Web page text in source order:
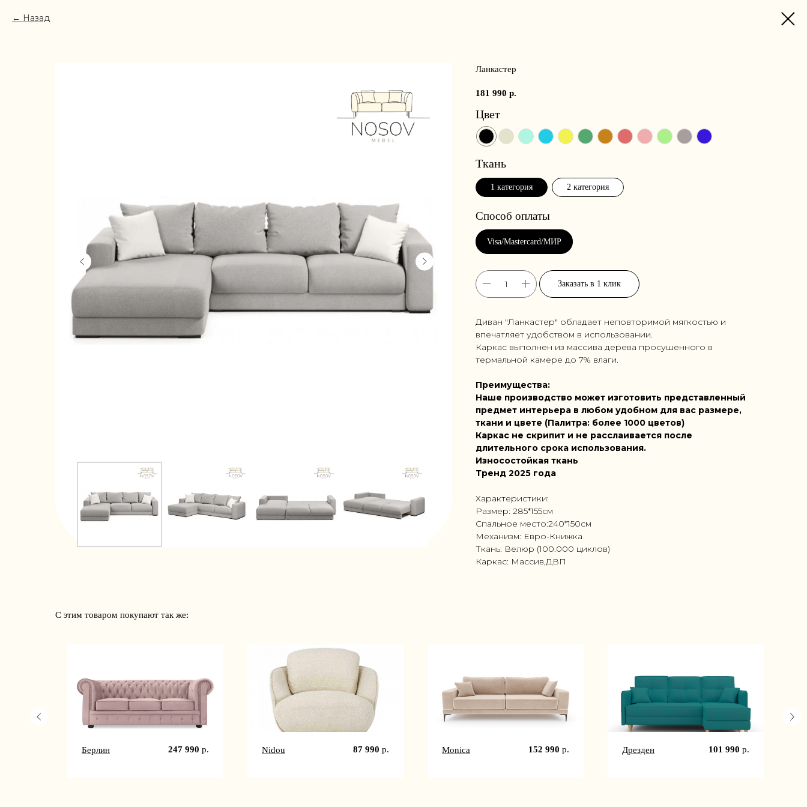
Назад
Ланкастер
181 990 р.
Цвет
Ткань
1 категория 2 категория
Заказать в 1 клик
Диван "Ланкастер" обладает неповторимой мягкостью и
впечатляет удобством в использовании.
Каркас выполнен из массива дерева просушенного в
термальной камере до 7% влаги.
Преимущества:
Наше производство может изготовить представленный
предмет интерьера в любом удобном для вас размере,
ткани и цвете (Палитра: более 1000 цветов)
Каркас не скрипит и не расслаивается после
длительного срока использования.
Износостойкая ткань
Тренд 2025 года
Характеристики:
Размер: 285*155см
Спальное место:240*150см
Механизм: Евро-Книжка
Ткань: Велюр (100.000 циклов)
Каркас: Массив,ДВП
С этим товаром покупают так же:
Берлин 247 990 р. Nidou 87 990 р. Monica 152 990 р. Дрезден 101 990 р.